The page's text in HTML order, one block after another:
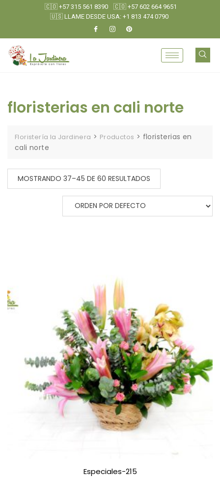
🇨🇴 +57 315 561 8390
🇨🇴 +57 602 664 9651
🇺🇸 LLAME DESDE USA: +1 813 474 0790
floristerias en cali norte
Floristería la Jardinera > Productos > floristerias en
cali norte
MOSTRANDO 37–45 DE 60 RESULTADOS
Especiales-215